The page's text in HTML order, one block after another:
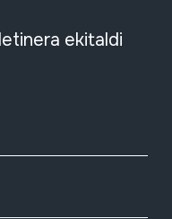
ekitaldi